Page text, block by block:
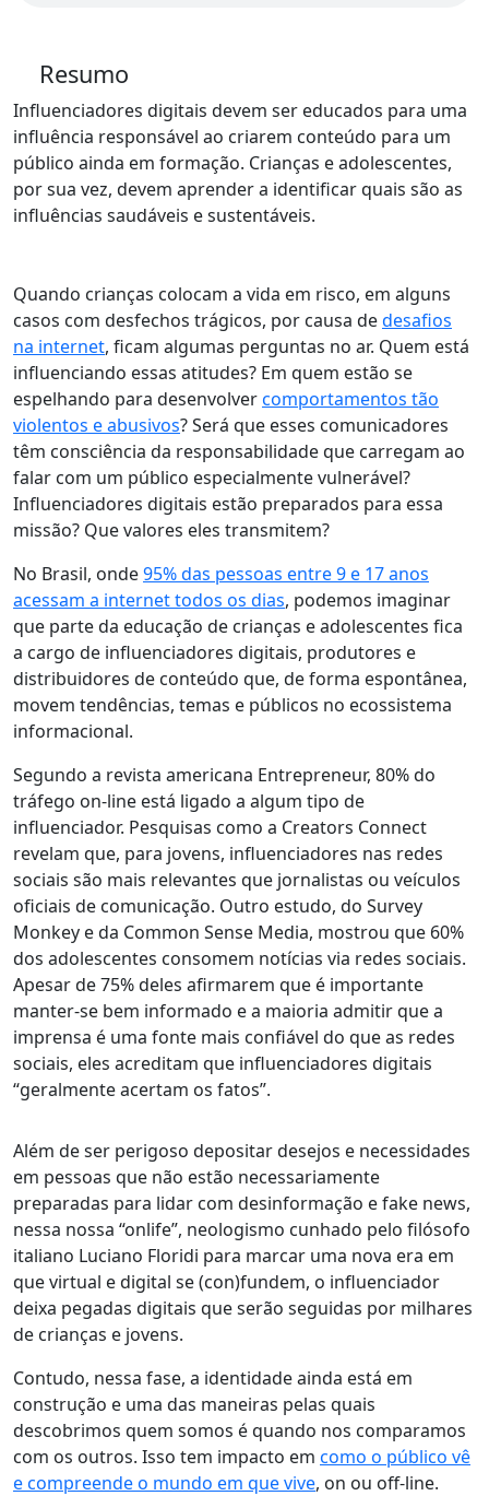
Resumo
Influenciadores digitais devem ser educados para uma
influência responsável ao criarem conteúdo para um
público ainda em formação. Crianças e adolescentes,
por sua vez, devem aprender a identificar quais são as
influências saudáveis e sustentáveis.
Quando crianças colocam a vida em risco, em alguns
casos com desfechos trágicos, por causa dedesafios
na internet, ficam algumas perguntas no ar. Quem está
influenciando essas atitudes? Em quem estão se
espelhando para desenvolvercomportamentos tão
violentos e abusivos?Será que esses comunicadores
têm consciência da responsabilidade que carregam ao
falar com um público especialmente vulnerável?
Influenciadores digitais estão preparados para essa
missão? Que valores eles transmitem?
No Brasil, onde95% das pessoas entre 9 e 17 anos
acessam a internet todos os dias, podemos imaginar
que parte da educação de crianças e adolescentes fica
a cargo de influenciadores digitais, produtores e
distribuidores de conteúdo que, de forma espontânea,
movem tendências, temas e públicos no ecossistema
informacional.
Segundo a revista americana Entrepreneur, 80% do
tráfego on-line está ligado a algum tipo de
influenciador. Pesquisas como a Creators Connect
revelam que, para jovens, influenciadores nas redes
sociais são mais relevantes que jornalistas ou veículos
oficiais de comunicação. Outro estudo, do Survey
Monkey e da Common Sense Media, mostrou que 60%
dos adolescentes consomem notícias via redes sociais.
Apesar de 75% deles afirmarem que é importante
manter-se bem informado e a maioria admitir que a
imprensa é uma fonte mais confiável do que as redes
sociais, eles acreditam que influenciadores digitais
“geralmente acertam os fatos”.
Além de ser perigoso depositar desejos e necessidades
em pessoas que não estão necessariamente
preparadas para lidar com desinformação e fake news,
nessa nossa “onlife”, neologismo cunhado pelo filósofo
italiano Luciano Floridi para marcar uma nova era em
que virtual e digital se (con)fundem, o influenciador
deixa pegadas digitais que serão seguidas por milhares
de crianças e jovens.
Contudo, nessa fase, a identidade ainda está em
construção e uma das maneiras pelas quais
descobrimos quem somos é quando nos comparamos
com os outros. Isso tem impacto em como o público vê
e compreende o mundo em que vive, on ou off-line.